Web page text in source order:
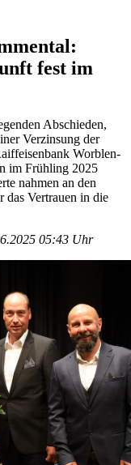
fest im
Abschieden,
Verzinsung der
Worblen-
im Frühling 2025
nahmen an den
das Vertrauen in die
05:43 Uhr